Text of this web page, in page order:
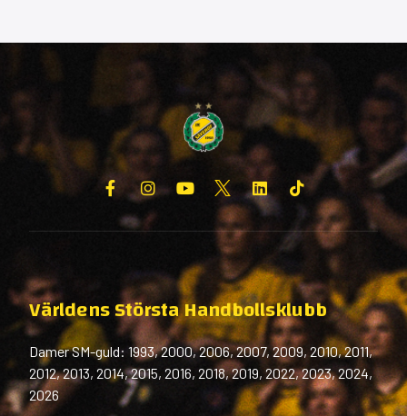
Världens Största Handbollsklubb
Damer SM-guld: 1993, 2000, 2006, 2007, 2009, 2010, 2011,
2012, 2013, 2014, 2015, 2016, 2018, 2019, 2022, 2023, 2024,
2026